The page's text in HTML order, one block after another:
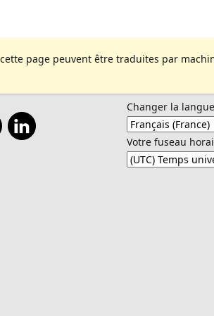
page peuvent être traduites par
Changer la langue
Votre fuseau